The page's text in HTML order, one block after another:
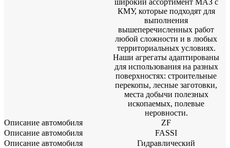
КМУ, которые подходят для
выполнения
вышеперечисленных работ
любой сложности и в любых
территориальных условиях.
Наши агрегаты адаптированы
для использования на разных
поверхностях: строительные
перекопы, лесные заготовки,
места добычи полезных
ископаемых, полевые
неровности.
Описание автомобиля
ZF
Описание автомобиля
FASSI
Описание автомобиля
Гидравлический